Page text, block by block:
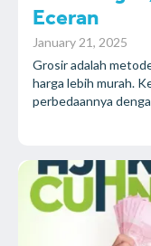
Eceran
January 21, 2025
Grosir adalah
harga lebih murah.
perbedaannya